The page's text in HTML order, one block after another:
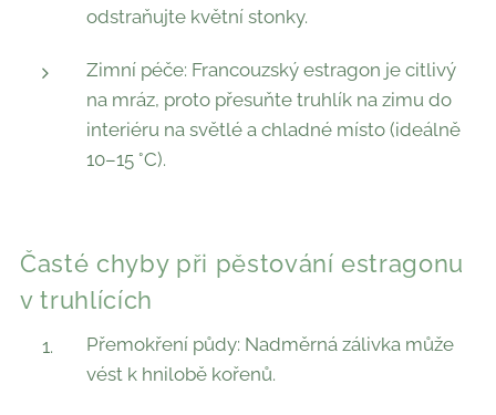
odstraňujte květní stonky.
Zimní péče: Francouzský estragon je citlivý
na mráz, proto přesuňte truhlík na zimu do
interiéru na světlé a chladné místo (ideálně
10–15 °C).
Časté chyby při pěstování estragonu
v truhlících
Přemokření půdy: Nadměrná zálivka může
vést k hnilobě kořenů.